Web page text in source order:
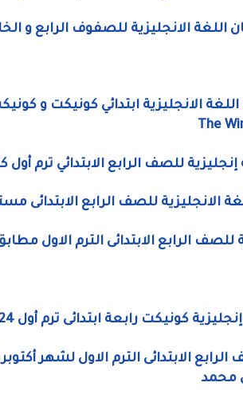
اللغة الانجليزية للصفوف الرابع و
الانجليزية ابتدائي كونيكت و
للصف الرابع الابتدائي ترم
الانجليزية للصف الرابع الابتدائى
للصف الرابع الابتدائى الترم الاول
رابعة ابتدائى ترم أول 2024 مستر سيد نجاح
محمد